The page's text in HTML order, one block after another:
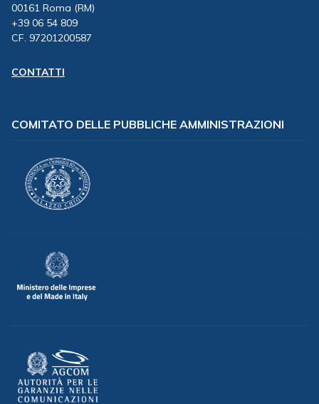
00161 Roma (RM)
+39 06 54 809
CF. 97201200587
CONTATTI
COMITATO DELLE PUBBLICHE AMMINISTRAZIONI